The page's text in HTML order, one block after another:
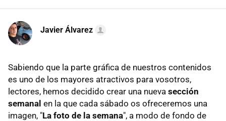
Javier Álvarez
Sabiendo que la parte gráfica de nuestros contenidos
es uno de los mayores atractivos para vosotros,
lectores, hemos decidido crear una nueva sección
semanal en la que cada sábado os ofreceremos una
imagen, "La foto de la semana", a modo de fondo de